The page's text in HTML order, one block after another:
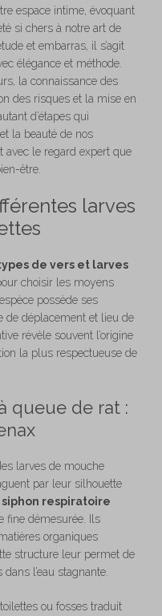
espace intime, évoquant
si chers à notre art de
et embarras, il s’agit
élégance et méthode.
la connaissance des
des risques et la mise en
d’étapes qui
la beauté de nos
avec le regard expert que
être.
larves
de vers et larves
choisir les moyens
possède ses
de déplacement et lieu de
révèle souvent l’origine
la plus respectueuse de
queue de rat :
larves de mouche
par leur silhouette
siphon respiratoire
fine démesurée. Ils
organiques
structure leur permet de
l’eau stagnante.
ou fosses traduit